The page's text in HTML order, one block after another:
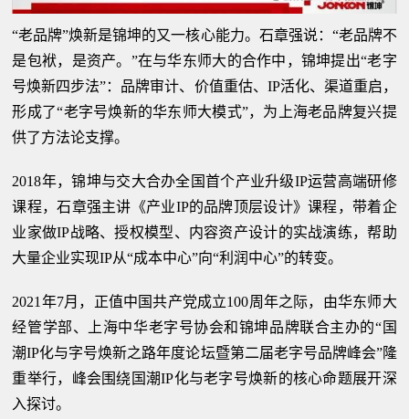
“老品牌”焕新是锦坤的又一核心能力。石章强说：“老品牌不
是包袱，是资产。”在与华东师大的合作中，锦坤提出“老字
号焕新四步法”：品牌审计、价值重估、IP活化、渠道重启，
形成了“老字号焕新的华东师大模式”，为上海老品牌复兴提
供了方法论支撑。
2018年，锦坤与交大合办全国首个产业升级IP运营高端研修
课程，石章强主讲《产业IP的品牌顶层设计》课程，带着企
业家做IP战略、授权模型、内容资产设计的实战演练，帮助
大量企业实现IP从“成本中心”向“利润中心”的转变。
2021年7月，正值中国共产党成立100周年之际，由华东师大
经管学部、上海中华老字号协会和锦坤品牌联合主办的“国
潮IP化与字号焕新之路年度论坛暨第二届老字号品牌峰会”隆
重举行，峰会围绕国潮IP化与老字号焕新的核心命题展开深
入探讨。